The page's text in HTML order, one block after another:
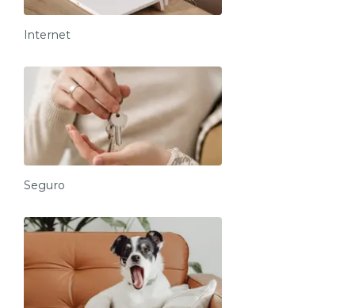
Internet
Seguro